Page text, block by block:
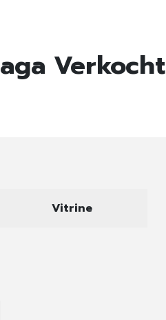
Verkocht
Vitrine